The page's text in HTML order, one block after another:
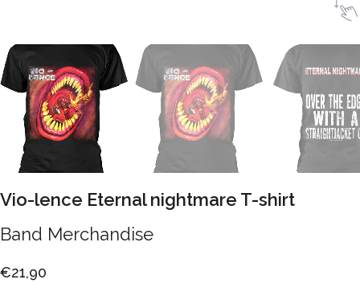
Vio-lence Eternal nightmare T-shirt
Band Merchandise
€21,90